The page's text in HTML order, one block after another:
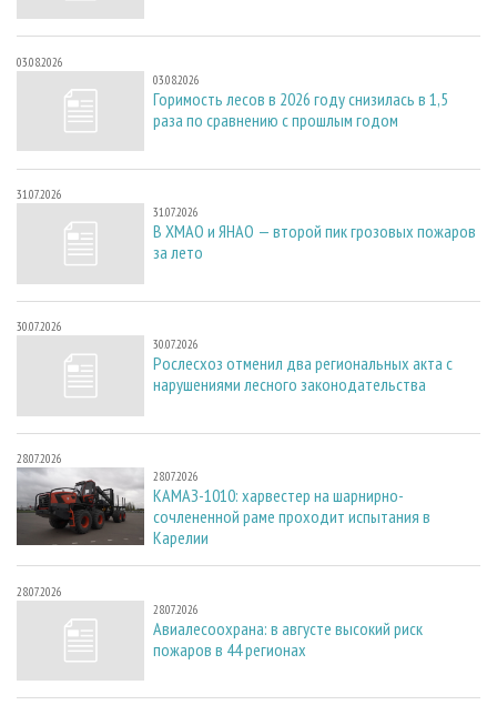
03.08.2026
03.08.2026
Горимость лесов в 2026 году снизилась в 1,5
раза по сравнению с прошлым годом
31.07.2026
31.07.2026
В ХМАО и ЯНАО — второй пик грозовых пожаров
за лето
30.07.2026
30.07.2026
Рослесхоз отменил два региональных акта с
нарушениями лесного законодательства
28.07.2026
28.07.2026
КАМАЗ-1010: харвестер на шарнирно-
сочлененной раме проходит испытания в
Карелии
28.07.2026
28.07.2026
Авиалесоохрана: в августе высокий риск
пожаров в 44 регионах